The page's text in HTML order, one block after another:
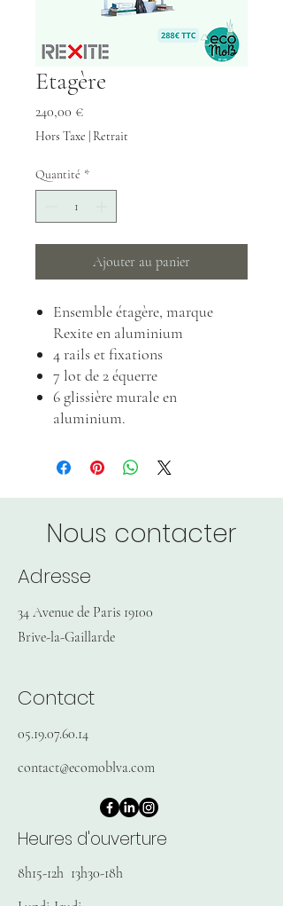
Etagère
240,00 €Prix
Hors Taxe Retrait
Quantité *
Ajouter au panier
Ensemble étagère, marque
Rexite en aluminium
4 rails et fixations
7 lot de 2 équerre
6 glissière murale en
aluminium.
Nous contacter
Adresse
34 Avenue de Paris 19100
Brive-la-Gaillarde
Contact
05.19.07.60.14
contact@ecomoblva.com
Heures d'ouverture
8h15-12h 13h30-18h